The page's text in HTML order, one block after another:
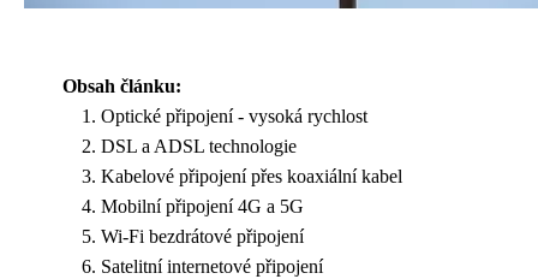
Obsah článku:
Optické připojení - vysoká rychlost
DSL a ADSL technologie
Kabelové připojení přes koaxiální kabel
Mobilní připojení 4G a 5G
Wi-Fi bezdrátové připojení
Satelitní internetové připojení